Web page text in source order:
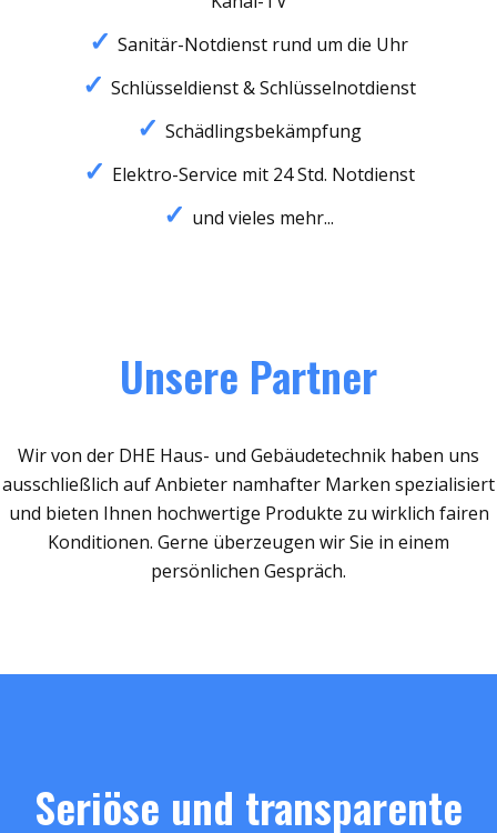
Sanitär-Notdienst rund um die Uhr
Schlüsseldienst & Schlüsselnotdienst
Schädlingsbekämpfung
Elektro-Service mit 24 Std. Notdienst
und vieles mehr...
Unsere Partner
Wir von der DHE Haus- und Gebäudetechnik haben uns
ausschließlich auf Anbieter namhafter Marken spezialisiert
und bieten Ihnen hochwertige Produkte zu wirklich fairen
Konditionen. Gerne überzeugen wir Sie in einem
persönlichen Gespräch.
Seriöse und transparente